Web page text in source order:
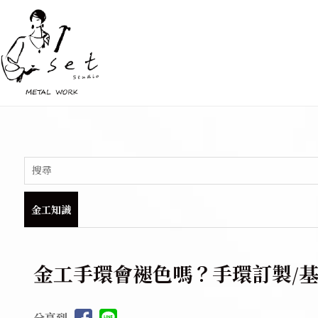
金工知識
金工手環會褪色嗎？手環訂製/